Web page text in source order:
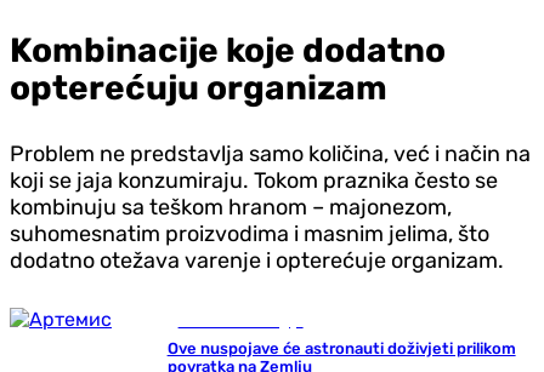
Kombinacije koje dodatno
opterećuju organizam
Problem ne predstavlja samo količina, već i način na
koji se jaja konzumiraju. Tokom praznika često se
kombinuju sa teškom hranom – majonezom,
suhomesnatim proizvodima i masnim jelima, što
dodatno otežava varenje i opterećuje organizam.
Ove nuspojave će astronauti doživjeti prilikom
povratka na Zemlju